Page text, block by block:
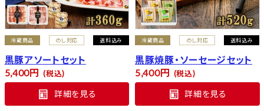
冷蔵商品 のし対応 送料込み
黒豚アソートセット
5,400 税込
詳細を見る
冷蔵商品 のし対応 送料込み
黒豚焼豚・ソーセージセット
5,400 税込
詳細を見る